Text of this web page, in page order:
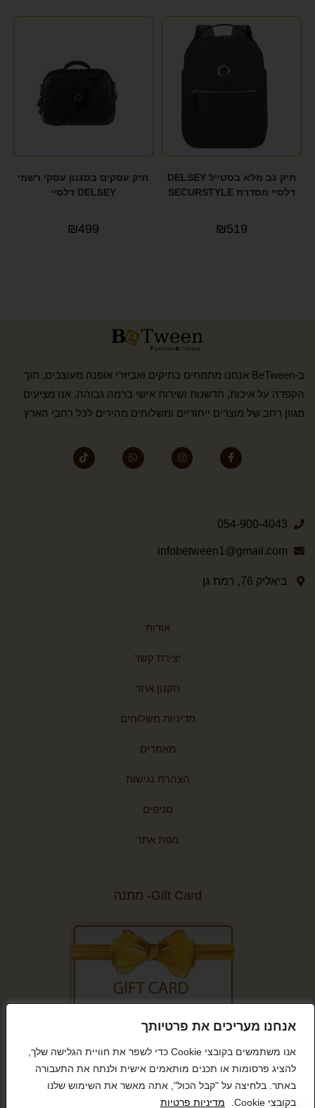
אנחנו מעריכים את פרטיותך
אנו משתמשים בקובצי Cookie כדי לשפר את חוויית הגלישה שלך,
להציג פרסומות או תכנים מותאמים אישית ולנתח את התעבורה
באתר. בלחיצה על "קבל הכול", אתה מאשר את השימוש שלנו
בקובצי Cookie.
מדיניות פרטיות
תיק גב מלא בסטייל DELSEY
דלסיי מסדרת SECURSTYLE
₪519
תיק עסקים בסגנון עסקי רשמי
DELSEY דלסיי
₪499
ב-BeTween אנחנו מתמחים בתיקים ואביזרי אופנה מעוצבים, תוך
הקפדה על איכות, חדשנות ושירות אישי ברמה גבוהה. אנו מציעים
מגוון רחב של מוצרים ייחודיים ומשלוחים מהירים לכל רחבי הארץ.
054-900-4043
infobetween1@gmail.com
ביאליק 76, רמת גן
אודות
יצירת קשר
תקנון אתר
מדיניות משלוחים
מאמרים
הצהרת נגישות
סניפים
מפת אתר
Gift Card- מתנה
קנייה מאובטחת